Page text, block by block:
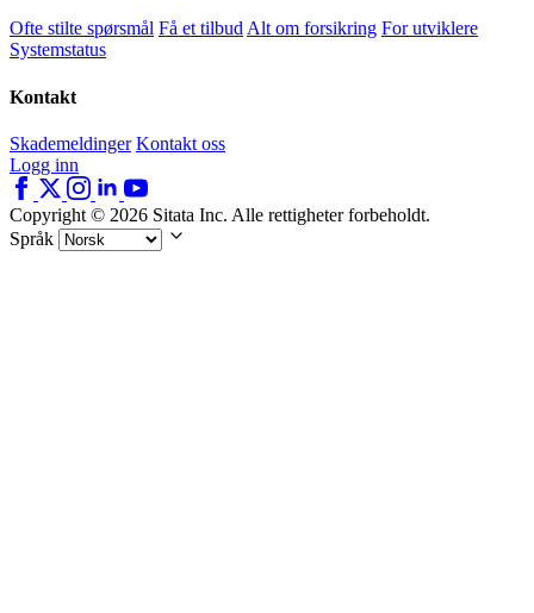
Ofte stilte spørsmål Få et tilbud Alt om forsikring For utviklere
Systemstatus
Kontakt
Skademeldinger Kontakt oss
Logg inn
Copyright © 2026 Sitata Inc. Alle rettigheter forbeholdt.
Språk